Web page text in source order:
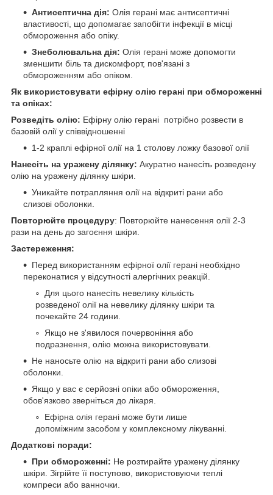
Антисептична дія: Олія герані має антисептичні
властивості, що допомагає запобігти інфекції в місці
обмороження або опіку.
Знеболювальна дія: Олія герані може допомогти
зменшити біль та дискомфорт, пов'язані з
обмороженням або опіком.
Як використовувати ефірну олію герані при обмороженні
та опіках:
Розведіть олію: Ефірну олію герані потрібно розвести в
базовій олії у співвідношенні
1-2 краплі ефірної олії на 1 столову ложку базової олії
Нанесіть на уражену ділянку: Акуратно нанесіть розведену
олію на уражену ділянку шкіри.
Уникайте потрапляння олії на відкриті рани або
слизові оболонки.
Повторюйте процедуру: Повторюйте нанесення олії 2-3
рази на день до загоєння шкіри.
Застереження:
Перед використанням ефірної олії герані необхідно
переконатися у відсутності алергічних реакцій.
Для цього нанесіть невелику кількість
розведеної олії на невелику ділянку шкіри та
почекайте 24 години.
Якщо не з'явилося почервоніння або
подразнення, олію можна використовувати.
Не наносьте олію на відкриті рани або слизові
оболонки.
Якщо у вас є серйозні опіки або обмороження,
обов'язково зверніться до лікаря.
Ефірна олія герані може бути лише
допоміжним засобом у комплексному лікуванні.
Додаткові поради:
При обмороженні: Не розтирайте уражену ділянку
шкіри. Зігрійте її поступово, використовуючи теплі
компреси або ванночки.